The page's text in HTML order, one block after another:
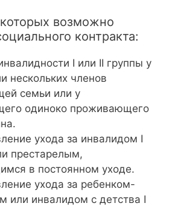
возможно
контракта:
I или II группы у
нескольких членов
семьи или у
одиноко проживающего
ухода за инвалидом I
престарелым,
в постоянном уходе.
ухода за ребенком-
или инвалидом с детства I